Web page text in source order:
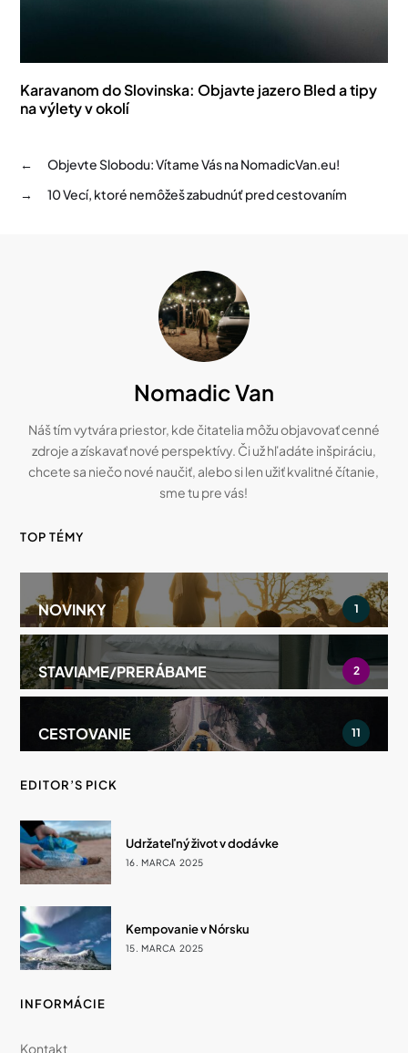
Karavanom do Slovinska: Objavte jazero Bled a tipy
na výlety v okolí
←
Objevte Slobodu: Vítame Vás na NomadicVan.eu!
→
10 Vecí, ktoré nemôžeš zabudnúť pred cestovaním
Nomadic Van
Náš tím vytvára priestor, kde čitatelia môžu objavovať cenné
zdroje a získavať nové perspektívy. Či už hľadáte inšpiráciu,
chcete sa niečo nové naučiť, alebo si len užiť kvalitné čítanie,
sme tu pre vás!
TOP TÉMY
NOVINKY 1
STAVIAME/PRERÁBAME 2
CESTOVANIE 11
EDITOR’S PICK
Udržateľný život v dodávke
16. MARCA 2025
Kempovanie v Nórsku
15. MARCA 2025
INFORMÁCIE
Kontakt